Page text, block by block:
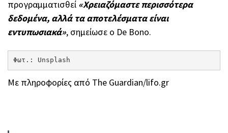
προγραμματισθεί «Χρειαζόμαστε περισσότερα
δεδομένα, αλλά τα αποτελέσματα είναι
εντυπωσιακά», σημείωσε ο De Bono.
Φωτ.: Unsplash
Με πληροφορίες από The Guardian/lifo.gr